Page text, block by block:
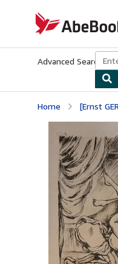
AbeBooks.com
Advanced Search
Home [Ernst